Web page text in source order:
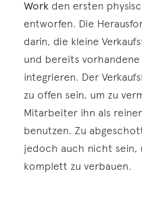
Work den ersten
entworfen. Die
darin, die kleine
und bereits vorhandene
integrieren. Der
zu offen sein, um zu
Mitarbeiter ihn als
benutzen. Zu
jedoch auch nicht sein,
komplett zu verbauen.